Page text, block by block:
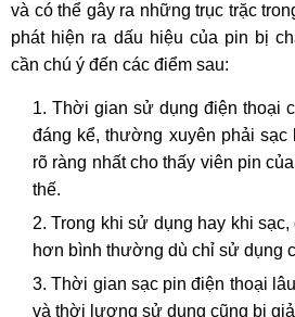
và có thể gây ra những trục trặc
phát hiện ra dấu hiệu của pin bị
cần chú ý đến các điểm sau:
Thời gian sử dụng điện thoại
đáng kể, thường xuyên phải sạc
rõ ràng nhất cho thấy viên pin
thế.
Trong khi sử dụng hay khi
hơn bình thường dù chỉ sử dụng
Thời gian sạc pin điện thoại
và thời lượng sử dụng cũng bị